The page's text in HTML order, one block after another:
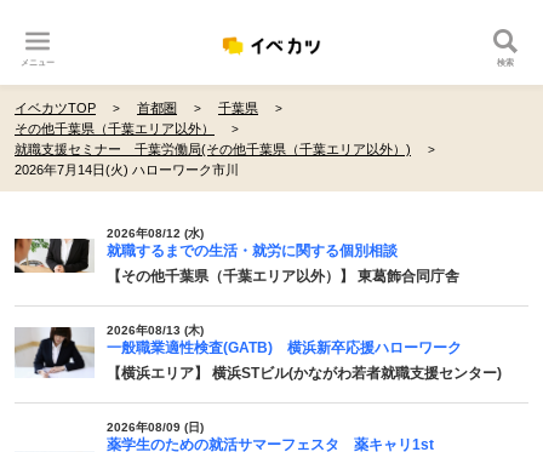
メニュー 検索
イベカツTOP 首都圏
千葉県
その他千葉県（千葉エリア以外）
就職支援セミナー 千葉労働局(その他千葉県（千葉エリア以外）)
2026年7月14日(火) ハローワーク市川
2026年08/12 (水)
就職するまでの生活・就労に関する個別相談
【その他千葉県（千葉エリア以外）】 東葛飾合同庁舎
2026年08/13 (木)
一般職業適性検査(GATB) 横浜新卒応援ハローワーク
【横浜エリア】 横浜STビル(かながわ若者就職支援センター)
2026年08/09 (日)
薬学生のための就活サマーフェスタ 薬キャリ1st